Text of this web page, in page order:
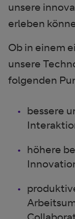
unsere
erleben
Ob in einem
unsere
folgenden
bessere
höhere